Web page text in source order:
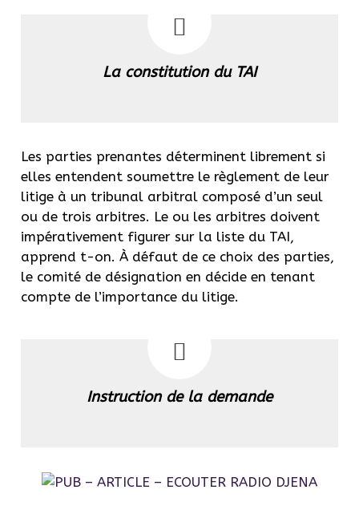
La constitution du TAI
Les parties prenantes déterminent librement si
elles entendent soumettre le règlement de leur
litige à un tribunal arbitral composé d’un seul
ou de trois arbitres. Le ou les arbitres doivent
impérativement figurer sur la liste du TAI,
apprend t-on. À défaut de ce choix des parties,
le comité de désignation en décide en tenant
compte de l’importance du litige.
Instruction de la demande